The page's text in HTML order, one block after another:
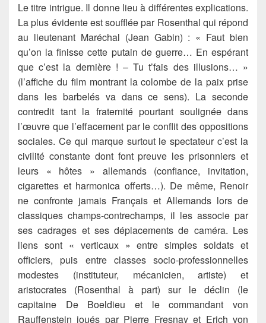
Le titre intrigue. Il donne lieu à différentes explications.
La plus évidente est soufflée par Rosenthal qui répond
au lieutenant Maréchal (Jean Gabin) : « Faut bien
qu’on la finisse cette putain de guerre… En espérant
que c’est la dernière ! – Tu t’fais des illusions… »
(l’affiche du film montrant la colombe de la paix prise
dans les barbelés va dans ce sens). La seconde
contredit tant la fraternité pourtant soulignée dans
l’œuvre que l’effacement par le conflit des oppositions
sociales. Ce qui marque surtout le spectateur c’est la
civilité constante dont font preuve les prisonniers et
leurs « hôtes » allemands (confiance, invitation,
cigarettes et harmonica offerts…). De même, Renoir
ne confronte jamais Français et Allemands lors de
classiques champs-contrechamps, il les associe par
ses cadrages et ses déplacements de caméra. Les
liens sont « verticaux » entre simples soldats et
officiers, puis entre classes socio-professionnelles
modestes (instituteur, mécanicien, artiste) et
aristocrates (Rosenthal à part) sur le déclin (le
capitaine De Boeldieu et le commandant von
Rauffenstein joués par Pierre Fresnay et Erich von